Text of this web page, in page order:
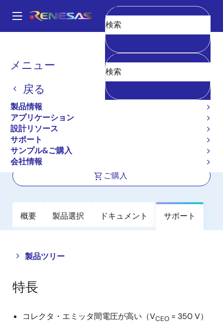
ン
Main
navigation
メニュー
戻る
製品情報
アプリケーション
設計リソース
サポート
サンプル&ご購入
会社情報
消去
パ
く
ず
フォトカプラ（オプトカプラ）
トランジスタ出力フォトカプラ／オプトカプラ
PS2533L-1
PS2533L-1
アクティブ 長期製品供給対象
高コレクタ・エミッタ間電圧，高絶縁
耐圧 マルチフォトカプラ・シリーズ
ご購入
概要 製品選択 ドキュメント サポート
製品ツリー
Close
tree
menu
Open
tree
menu
特長
コレクタ・エミッタ間電圧が高い（VCEO = 350 V）